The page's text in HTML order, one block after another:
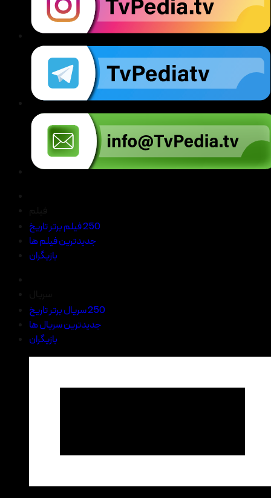
250 فیلم برتر تاریخ
جدیدترین فیلم ها
بازیگران
250 سریال برتر تاریخ
جدیدترین سریال ها
بازیگران